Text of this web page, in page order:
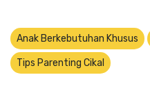
Anak Berkebutuhan Khusus
Tips Parenting Cikal